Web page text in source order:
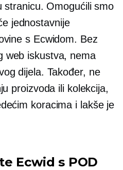
stranicu. Omogućili smo
jednostavnije
s Ecwidom. Bez
web iskustva, nema
dijela. Također, ne
proizvoda ili kolekcija,
koracima i lakše je
Ecwid s POD